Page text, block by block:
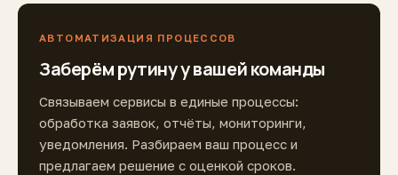
АВТОМАТИЗАЦИЯ ПРОЦЕССОВ
Заберём рутину у вашей команды
Связываем сервисы в единые процессы:
обработка заявок, отчёты, мониторинги,
уведомления. Разбираем ваш процесс и
предлагаем решение с оценкой сроков.